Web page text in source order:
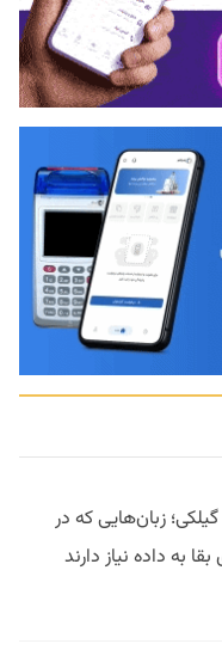
زبان‌هایی که در
به داده نیاز دارند